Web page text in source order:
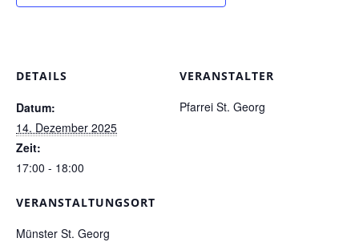
DETAILS
Datum:
14. Dezember 2025
Zeit:
17:00 - 18:00
VERANSTALTUNGSORT
Münster St. Georg
VERANSTALTER
Pfarrei St. Georg